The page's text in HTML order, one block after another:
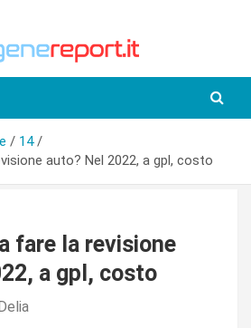
14
auto? Nel 2022, a gpl, costo
fare la revisione
a gpl, costo